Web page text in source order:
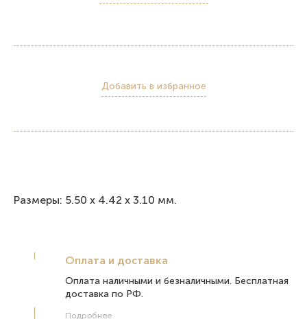
Добавить в избранное
Рaзмepы: 5.50 х 4.42 х 3.10 мм.
Оплата и доставка
Оплата наличными и безналичными. Бесплатная
доставка по РФ.
Подробнее